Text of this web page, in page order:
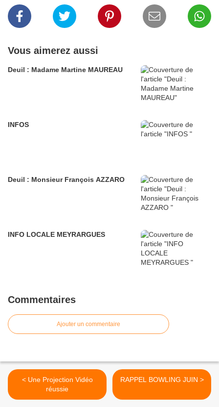
Vous aimerez aussi
Deuil : Madame Martine MAUREAU
INFOS
Deuil : Monsieur François AZZARO
INFO LOCALE MEYRARGUES
Commentaires
Ajouter un commentaire
< Une Projection Vidéo
réussie
RAPPEL BOWLING JUIN >